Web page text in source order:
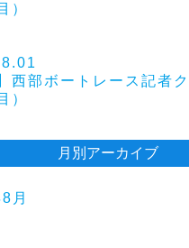
）
西部ボートレース記者
）
月別アーカイブ
月